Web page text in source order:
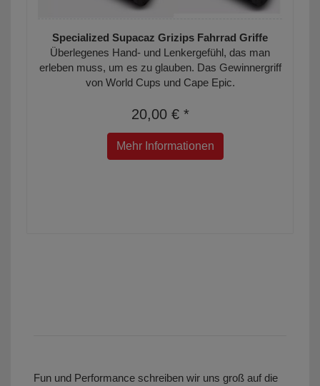
Specialized Supacaz Grizips Fahrrad Griffe
Überlegenes Hand- und Lenkergefühl, das man
erleben muss, um es zu glauben. Das Gewinnergriff
von World Cups und Cape Epic.
20,00 € *
Mehr Informationen
Fun und Performance schreiben wir uns groß auf die